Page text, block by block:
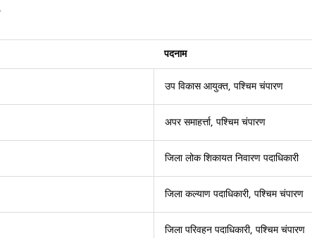
पदनाम
उप विकास आयुक्त, पश्चिम चंपारण
अपर समाहर्त्ता, पश्चिम चंपारण
जिला लोक शिकायत निवारण पदाधिकारी
जिला कल्याण पदाधिकारी, पश्चिम चंपारण
जिला परिवहन पदाधिकारी, पश्चिम चंपारण